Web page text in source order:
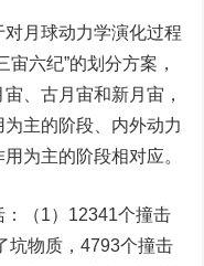
月球动力学演化过程
六纪”的划分方案，
、古月宙和新月宙，
主的阶段、内外动力
为主的阶段相对应。
（1）12341个撞击
坑物质，4793个撞击